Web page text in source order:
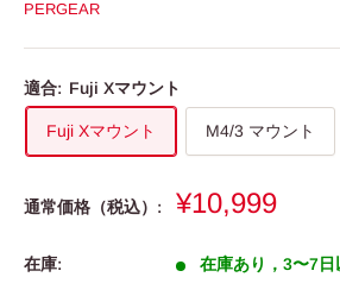
PERGEAR
適合: Fuji Xマウント
Fuji Xマウント M4/3 マウント
通常価格（税込）:
販
価
¥10,999
在庫: 在庫あり，3〜7日